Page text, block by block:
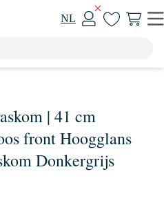
NL
| 41 cm
front Hoogglans
Donkergrijs